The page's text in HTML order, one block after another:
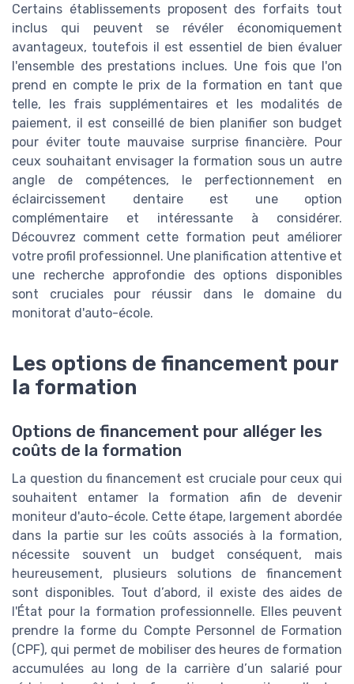
Certains établissements proposent des forfaits tout
inclus qui peuvent se révéler économiquement
avantageux, toutefois il est essentiel de bien évaluer
l'ensemble des prestations inclues. Une fois que l'on
prend en compte le prix de la formation en tant que
telle, les frais supplémentaires et les modalités de
paiement, il est conseillé de bien planifier son budget
pour éviter toute mauvaise surprise financière. Pour
ceux souhaitant envisager la formation sous un autre
angle de compétences, le perfectionnement en
éclaircissement dentaire est une option
complémentaire et intéressante à considérer.
Découvrez comment cette formation peut améliorer
votre profil professionnel. Une planification attentive et
une recherche approfondie des options disponibles
sont cruciales pour réussir dans le domaine du
monitorat d'auto-école.
Les options de financement pour
la formation
Options de financement pour alléger les
coûts de la formation
La question du financement est cruciale pour ceux qui
souhaitent entamer la formation afin de devenir
moniteur d'auto-école. Cette étape, largement abordée
dans la partie sur les coûts associés à la formation,
nécessite souvent un budget conséquent, mais
heureusement, plusieurs solutions de financement
sont disponibles. Tout d’abord, il existe des aides de
l'État pour la formation professionnelle. Elles peuvent
prendre la forme du Compte Personnel de Formation
(CPF), qui permet de mobiliser des heures de formation
accumulées au long de la carrière d’un salarié pour